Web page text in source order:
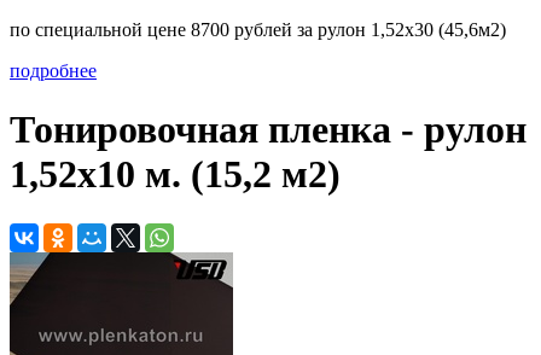
по специальной цене 8700 рублей за рулон 1,52х30 (45,6м2)
подробнее
Тонировочная пленка - рулон
1,52х10 м. (15,2 м2)